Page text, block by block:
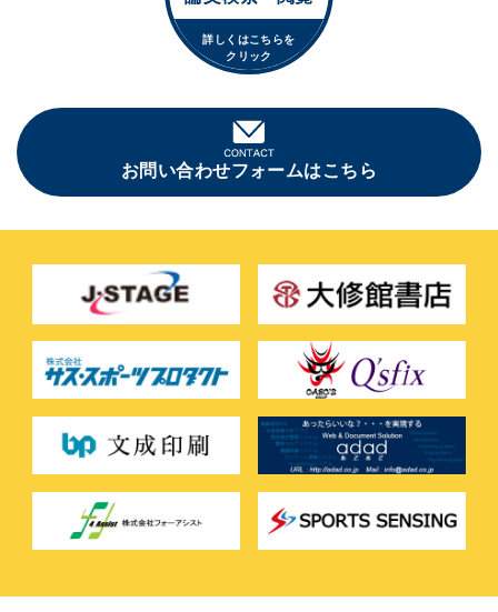
詳しくはこちらを
クリック
お問い合わせフォームはこちら